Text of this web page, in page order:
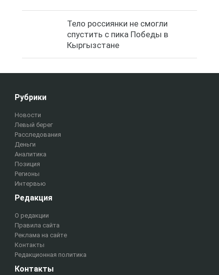
Тело россиянки не смогли
спустить с пика Победы в
Кыргызстане
Рубрики
Новости
Левый берег
Расследования
Деньги
Аналитика
Позиция
Регионы
Интервью
Редакция
О редакции
Правила сайта
Реклама на сайте
Контакты
Редакционная политика
Контакты